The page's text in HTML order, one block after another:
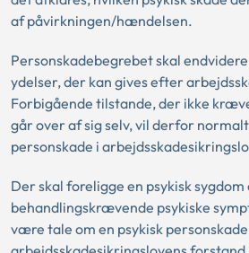
af påvirkningen/hændelsen.
Personskadebegrebet skal
ydelser, der kan gives efter
Forbigående tilstande, der ikke
går over af sig selv, vil derfor
personskade i
Der skal foreligge en psykisk
behandlingskrævende psykiske
være tale om en psykisk